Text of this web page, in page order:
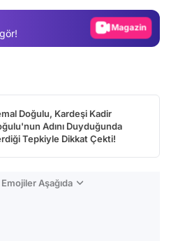
Video
Doğulu, Kardeşi Kadir
Adını Duyduğunda
Tepkiyle Dikkat Çekti!
Aşağıda